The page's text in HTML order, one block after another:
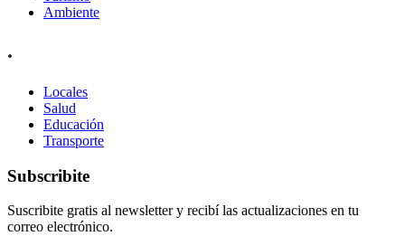
Ambiente
.
Locales
Salud
Educación
Transporte
Subscribite
Suscribite gratis al newsletter y recibí las actualizaciones en tu
correo electrónico.